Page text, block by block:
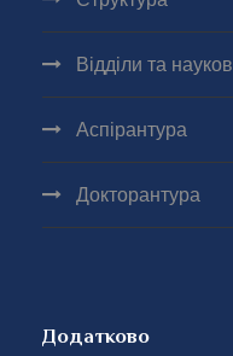
Відділи та
Аспірантура
Докторантура
Додатково